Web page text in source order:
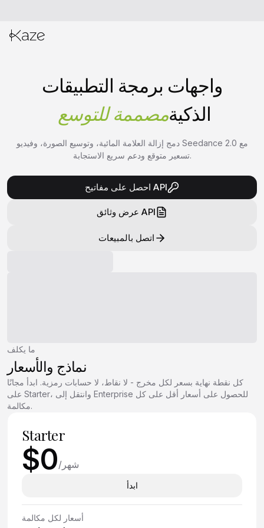
واجهات برمجة التطبيقات
الذكيةمصممة للتوسع
دمج إزالة العلامة المائية، وتوسيع الصورة، وفيديو Seedance 2.0 مع
تسعير متوقع ودعم سريع الاستجابة.
احصل على مفاتيح API
عرض وثائق API
اتصل بالمبيعات
ما يكلف
نماذج والأسعار
كل نقطة نهاية بسعر لكل مخرج - لا نقاط، لا حسابات رمزية. ابدأ مجانًا
على Starter، وانتقل إلى Enterprise للحصول على أسعار أقل على كل
مكالمة.
Starter
$0/ شهر
ابدأ
أسعار لكل مكالمة